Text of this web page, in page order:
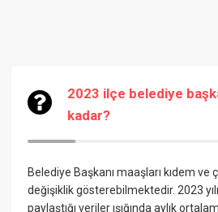
2023 ilçe belediye
kadar?
Belediye Başkanı maaşları kıdem ve
değişiklik gösterebilmektedir. 2023
paylaştığı veriler ışığında aylık